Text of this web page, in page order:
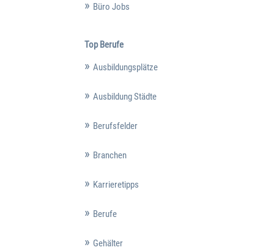
Büro Jobs
Top Berufe
Ausbildungsplätze
Ausbildung Städte
Berufsfelder
Branchen
Karrieretipps
Berufe
Gehälter